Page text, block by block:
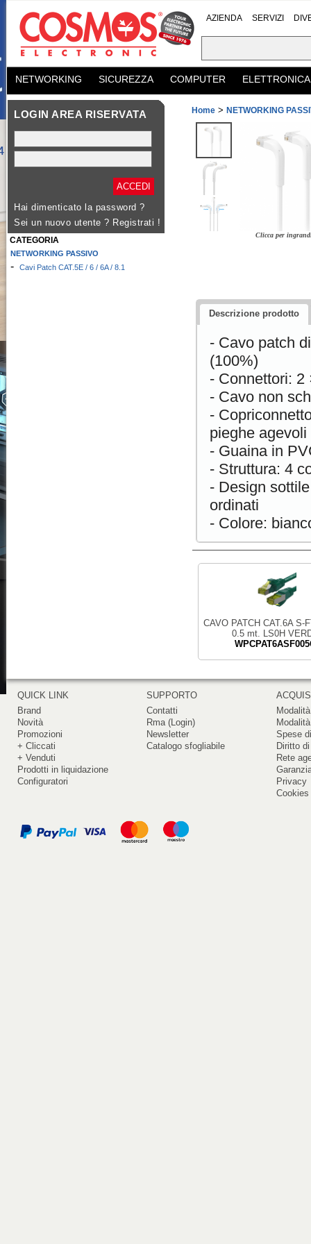
AZIENDA SERVIZI
NETWORKING SICUREZZA COMPUTER ELETTRONICA
LOGIN AREA RISERVATA
Hai dimenticato la password ?
Sei un nuovo utente ? Registrati !
CATEGORIA
NETWORKING PASSIVO
- Cavi Patch CAT.5E / 6 / 6A / 8.1
Home > NETWORKING
Clicca per
Descrizione prodotto
- Cavo patch
(100%)
- Connettori:
- Cavo non
-
pieghe agevoli
- Guaina in
- Struttura: 4
- Design
ordinati
- Colore:
CAVO PATCH CAT.6A S-
0.5 mt. LS0H
QUICK LINK
Brand
Novità
Promozioni
+ Cliccati
+ Venduti
Prodotti in liquidazione
Configuratori
SUPPORTO
Contatti
Rma (Login)
Newsletter
Catalogo sfogliabile
Spese
Diritto
Rete
Privacy